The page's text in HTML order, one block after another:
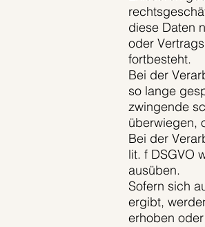
diese Daten
oder
fortbesteht.
Bei der
so lange
zwingende
überwiegen,
Bei der
lit. f DSGVO
ausüben.
Sofern sich
ergibt,
erhoben